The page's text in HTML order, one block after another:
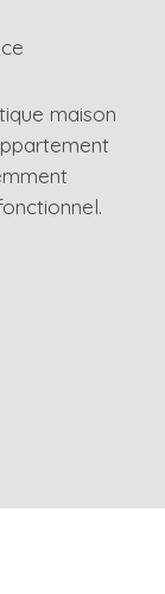
maison